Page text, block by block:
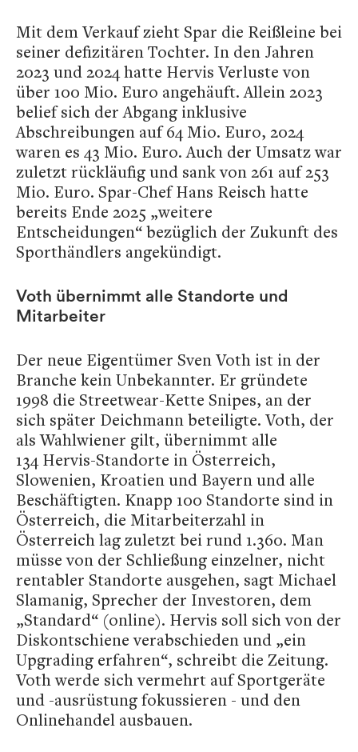
Mit dem Verkauf zieht Spar die Reißleine bei
seiner defizitären Tochter. In den Jahren
2023 und 2024 hatte Hervis Verluste von
über 100 Mio. Euro angehäuft. Allein 2023
belief sich der Abgang inklusive
Abschreibungen auf 64 Mio. Euro, 2024
waren es 43 Mio. Euro. Auch der Umsatz war
zuletzt rückläufig und sank von 261 auf 253
Mio. Euro. Spar-Chef Hans Reisch hatte
bereits Ende 2025 „weitere
Entscheidungen“ bezüglich der Zukunft des
Sporthändlers angekündigt.
Voth übernimmt alle Standorte und
Mitarbeiter
Der neue Eigentümer Sven Voth ist in der
Branche kein Unbekannter. Er gründete
1998 die Streetwear-Kette Snipes, an der
sich später Deichmann beteiligte. Voth, der
als Wahlwiener gilt, übernimmt alle
134 Hervis-Standorte in Österreich,
Slowenien, Kroatien und Bayern und alle
Beschäftigten. Knapp 100 Standorte sind in
Österreich, die Mitarbeiterzahl in
Österreich lag zuletzt bei rund 1.360. Man
müsse von der Schließung einzelner, nicht
rentabler Standorte ausgehen, sagt Michael
Slamanig, Sprecher der Investoren, dem
„Standard“ (online). Hervis soll sich von der
Diskontschiene verabschieden und „ein
Upgrading erfahren“, schreibt die Zeitung.
Voth werde sich vermehrt auf Sportgeräte
und -ausrüstung fokussieren - und den
Onlinehandel ausbauen.